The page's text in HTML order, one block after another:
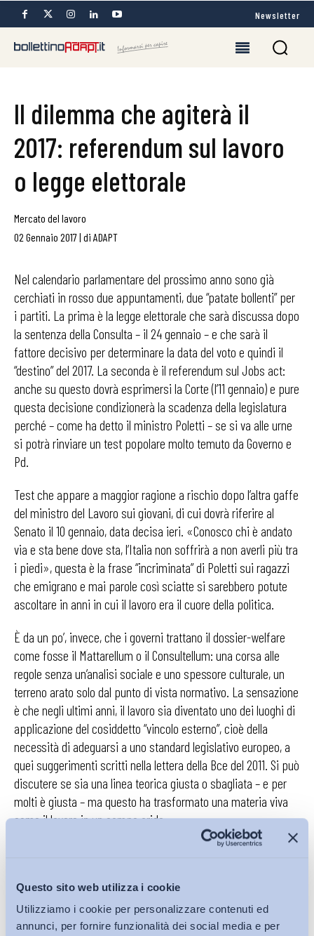
Questo sito web utilizza i cookie
Utilizziamo i cookie per personalizzare contenuti ed
annunci, per fornire funzionalità dei social media e per
Newsletter
Il dilemma che agiterà il
2017: referendum sul lavoro
o legge elettorale
Mercato del lavoro
02 Gennaio 2017| di ADAPT
Nel calendario parlamentare del prossimo anno sono già
cerchiati in rosso due appuntamenti, due “patate bollenti” per
i partiti. La prima è la legge elettorale che sarà discussa dopo
la sentenza della Consulta – il 24 gennaio – e che sarà il
fattore decisivo per determinare la data del voto e quindi il
“destino” del 2017. La seconda è il referendum sul Jobs act:
anche su questo dovrà esprimersi la Corte (l’11 gennaio) e pure
questa decisione condizionerà la scadenza della legislatura
perché – come ha detto il ministro Poletti – se si va alle urne
si potrà rinviare un test popolare molto temuto da Governo e
Pd.
Test che appare a maggior ragione a rischio dopo l’altra gaffe
del ministro del Lavoro sui giovani, di cui dovrà riferire al
Senato il 10 gennaio, data decisa ieri. «Conosco chi è andato
via e sta bene dove sta, l’Italia non soffrirà a non averli più tra
i piedi», questa è la frase “incriminata” di Poletti sui ragazzi
che emigrano e mai parole così sciatte si sarebbero potute
ascoltare in anni in cui il lavoro era il cuore della politica.
È da un po’, invece, che i governi trattano il dossier-welfare
come fosse il Mattarellum o il Consultellum: una corsa alle
regole senza un’analisi sociale e uno spessore culturale, un
terreno arato solo dal punto di vista normativo. La sensazione
è che negli ultimi anni, il lavoro sia diventato uno dei luoghi di
applicazione del cosiddetto “vincolo esterno”, cioè della
necessità di adeguarsi a uno standard legislativo europeo, a
quei suggerimenti scritti nella lettera della Bce del 2011. Si può
discutere se sia una linea teorica giusta o sbagliata – e per
molti è giusta – ma questo ha trasformato una materia viva
come il lavoro in un campo arido…
Continua a leggere suIl Sole 24 Ore